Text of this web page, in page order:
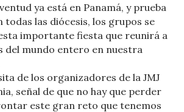
ya está en Panamá, y prueba
todas las diócesis, los grupos se
importante fiesta que reunirá a
del mundo entero en nuestra
de los organizadores de la JMJ
señal de que no hay que perder
este gran reto que tenemos